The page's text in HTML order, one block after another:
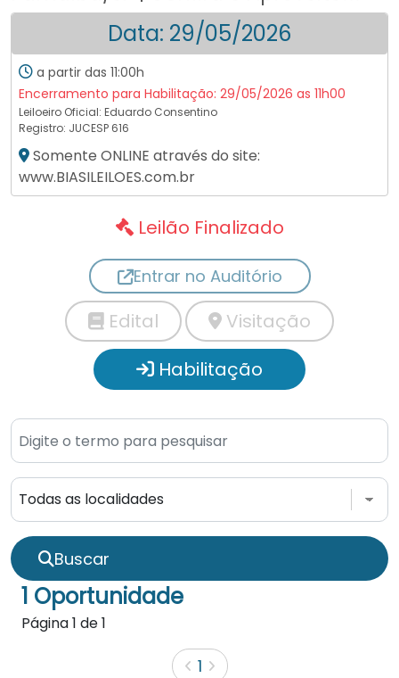
Data: 29/05/2026
a partir das 11:00h
Encerramento para Habilitação: 29/05/2026 as 11h00
Leiloeiro Oficial: Eduardo Consentino
Registro: JUCESP 616
Somente ONLINE através do site:
www.BIASILEILOES.com.br
Leilão Finalizado
Entrar no Auditório
Edital
Visitação
Habilitação
Buscar
1 Oportunidade
Página1 de1
1